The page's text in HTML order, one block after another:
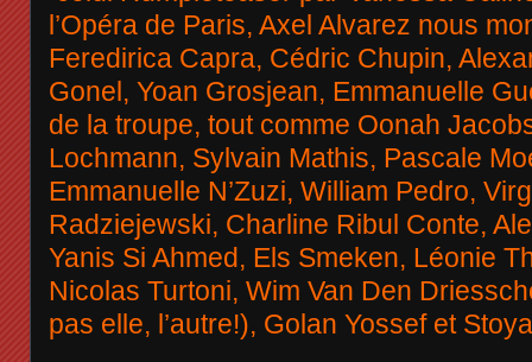
l’Opéra de Paris, Axel Alvarez nous
Feredirica Capra, Cédric Chupin,
Gonel, Yoan Grosjean, Emmanuelle
de la troupe, tout comme Oonah
Lochmann, Sylvain Mathis, Pascale
Emmanuelle N’Zuzi, William Pedro,
Radziejewski, Charline Ribul Conte,
Yanis Si Ahmed, Els Smeken, Léonie
Nicolas Turtoni, Wim Van Den
pas elle, l’autre!), Golan Yossef et